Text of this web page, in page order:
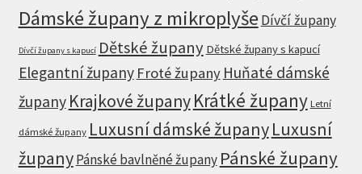
Dámské župany z mikroplyše Dívčí župany
Dívčí župany s kapucí Dětské župany Dětské župany s kapucí
Elegantní župany Froté župany Huňaté dámské
župany Krajkové županyKrátké župany Letní
dámské župany Luxusní dámské županyLuxusní
županyPánské bavlněné župany Pánské župany